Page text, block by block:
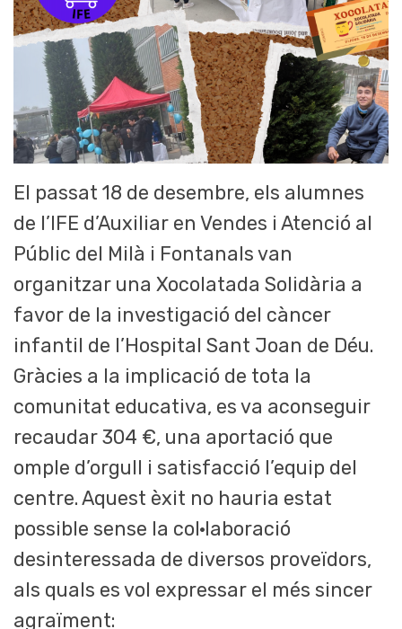
El passat 18 de desembre, els alumnes
de l’IFE d’Auxiliar en Vendes i Atenció al
Públic del Milà i Fontanals van
organitzar una Xocolatada Solidària a
favor de la investigació del càncer
infantil de l’Hospital Sant Joan de Déu.
Gràcies a la implicació de tota la
comunitat educativa, es va aconseguir
recaudar 304 €, una aportació que
omple d’orgull i satisfacció l’equip del
centre. Aquest èxit no hauria estat
possible sense la col·laboració
desinteressada de diversos proveïdors,
als quals es vol expressar el més sincer
agraïment: